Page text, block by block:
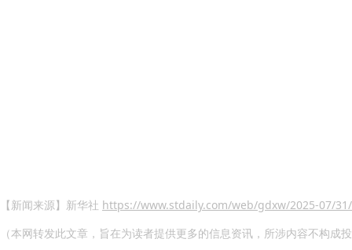
【新闻来源】新华社 https://www.stdaily.com/web/gdxw/2025-07/
（本网转发此文章，旨在为读者提供更多的信息资讯，所涉内容不构